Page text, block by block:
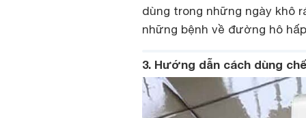
dùng trong những ngày khô
những bệnh về đường hô
3. Hướng dẫn cách dùng